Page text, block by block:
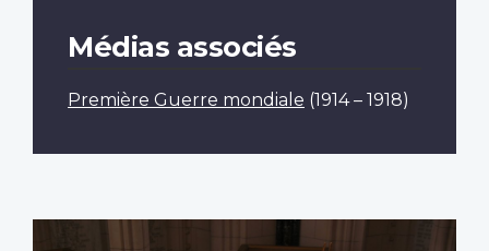
Médias associés
Première Guerre mondiale (1914 – 1918)